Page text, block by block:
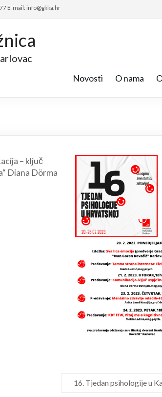
E-mail: info@gkka.hr
Novosti O nama
– ključ
Diana Dörma
16. Tjedan psihologije u